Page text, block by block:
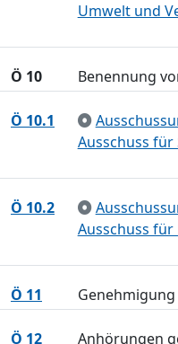
Umwelt und
Ö 10 Benennung
Ö 10.1
Ausschuss für
Ö 10.2
Ausschuss
Ö 11
Ö 12 Anhörungen